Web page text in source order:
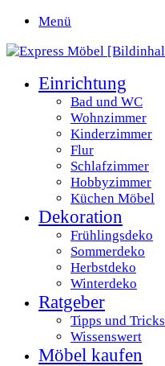
Menü
Einrichtung
Bad und WC
Wohnzimmer
Kinderzimmer
Flur
Schlafzimmer
Hobbyzimmer
Küchen Möbel
Dekoration
Frühlingsdeko
Sommerdeko
Herbstdeko
Winterdeko
Ratgeber
Tipps und Tricks
Wissenswert
Möbel kaufen